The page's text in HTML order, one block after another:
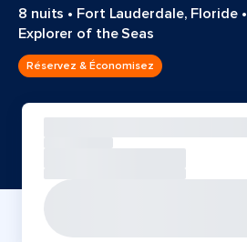
8 nuits • Fort Lauderdale, Floride•
Explorer of the Seas
Réservez & Économisez